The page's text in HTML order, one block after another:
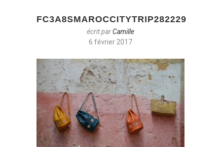
FC3A8SMAROCCITYTRIP282229
écrit parCamille
6 février 2017